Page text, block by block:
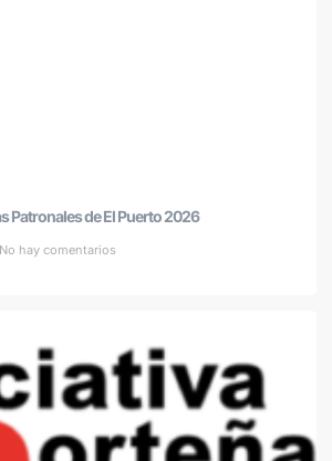
Patronales de El Puerto 2026
No hay comentarios